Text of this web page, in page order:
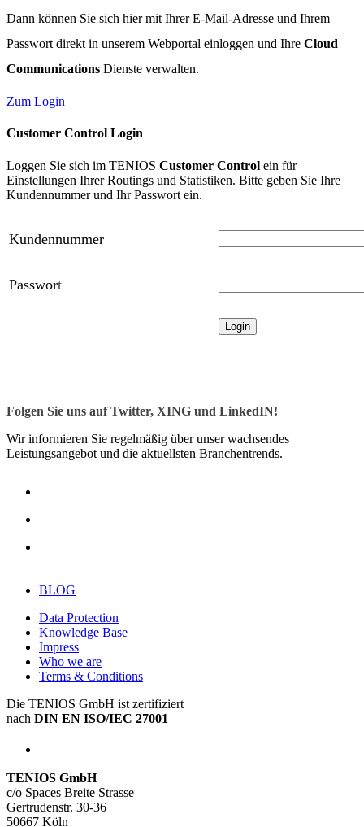
Dann können Sie sich hier mit Ihrer E-Mail-Adresse und Ihrem
Passwort direkt in unserem Webportal einloggen und Ihre Cloud
Communications Dienste verwalten.
Zum Login
Customer Control Login
Loggen Sie sich im TENIOS Customer Control ein für
Einstellungen Ihrer Routings und Statistiken. Bitte geben Sie Ihre
Kundennummer und Ihr Passwort ein.
Kundennummer
Passwort
Folgen Sie uns auf Twitter, XING und LinkedIN!
Wir informieren Sie regelmäßig über unser wachsendes
Leistungsangebot und die aktuellsten Branchentrends.
BLOG
Data Protection
Knowledge Base
Impress
Who we are
Terms & Conditions
Die TENIOS GmbH ist zertifiziert
nach DIN EN ISO/IEC 27001
TENIOS GmbH
c/o Spaces Breite Strasse
Gertrudenstr. 30-36
50667 Köln